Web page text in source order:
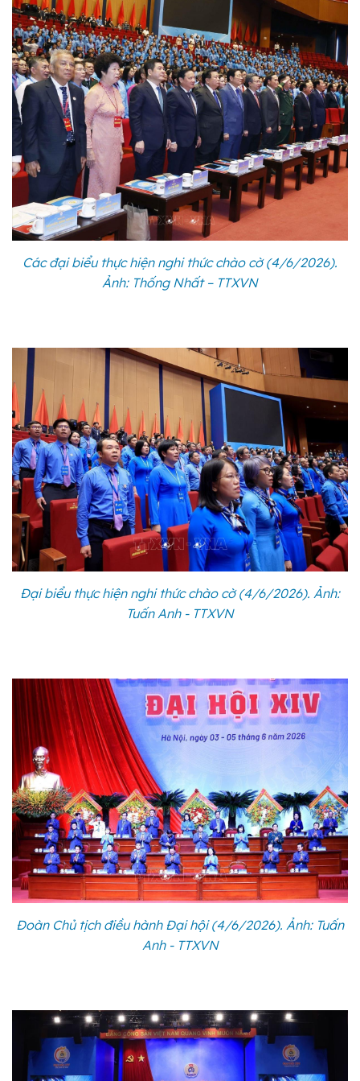
Các đại biểu thực hiện nghi thức chào cờ (4/6/2026).
Ảnh: Thống Nhất – TTXVN
Đại biểu thực hiện nghi thức chào cờ (4/6/2026). Ảnh:
Tuấn Anh - TTXVN
Đoàn Chủ tịch điều hành Đại hội (4/6/2026). Ảnh: Tuấn
Anh - TTXVN